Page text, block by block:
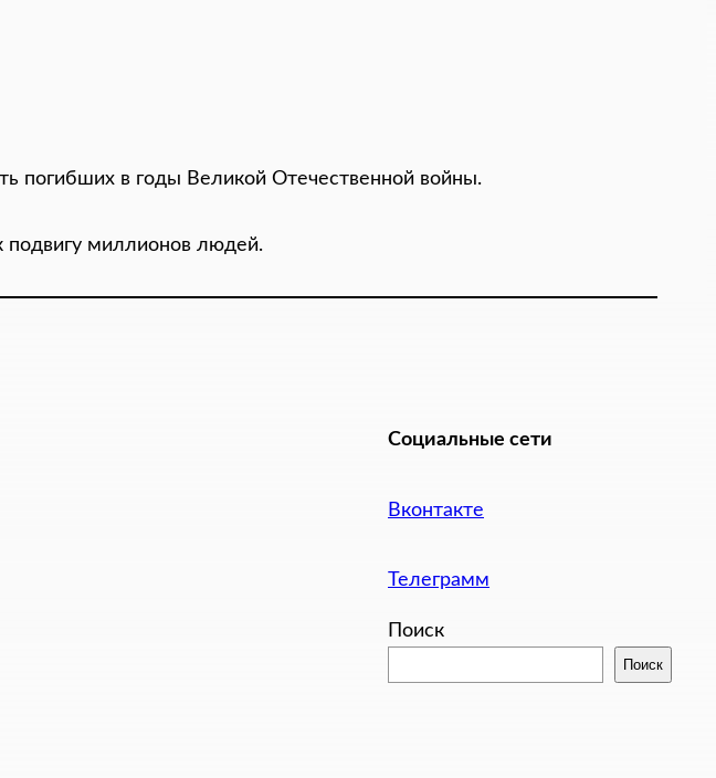
погибших в годы Великой Отечественной войны.
подвигу миллионов людей.
Социальные сети
Вконтакте
Телеграмм
Поиск
Поиск